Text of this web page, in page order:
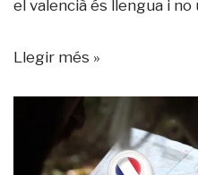
el valencià és llengua i
Llegir més »